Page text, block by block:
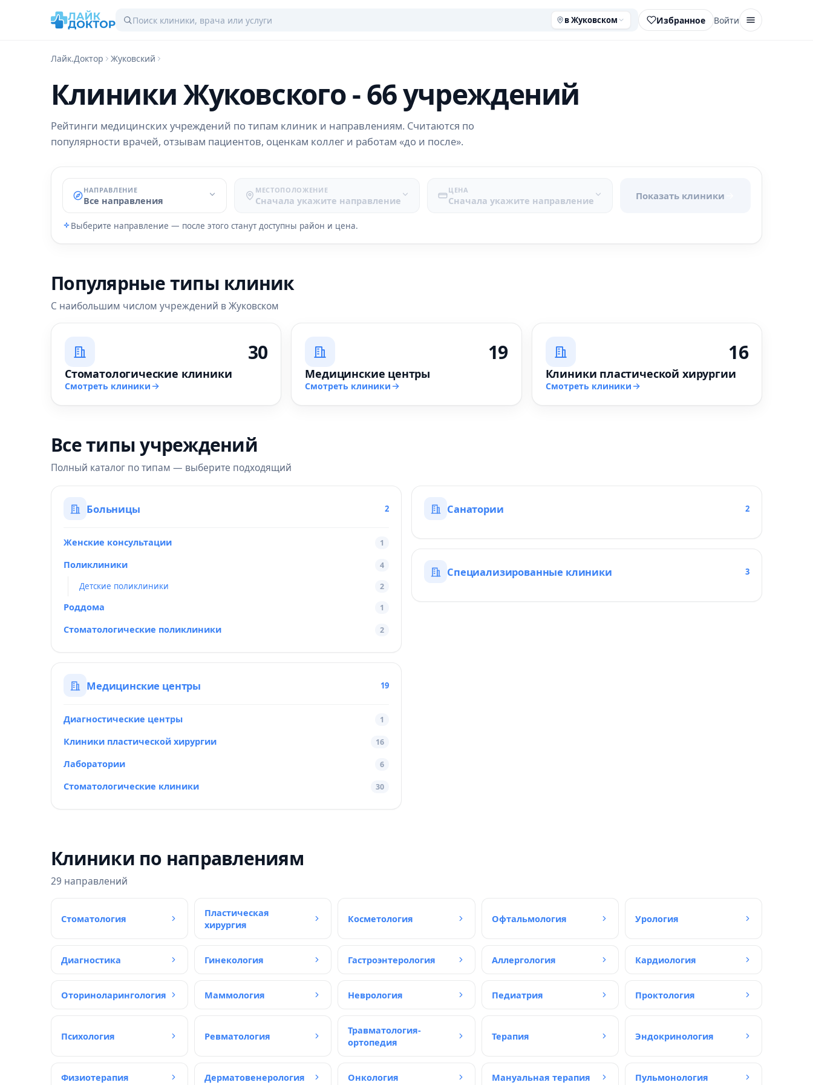
в Жуковском Избранное Войти
Лайк.Доктор Жуковский
Клиники Жуковского - 66 учреждений
Рейтинги медицинских учреждений по типам клиник и направлениям. Считаются по
популярности врачей, отзывам пациентов, оценкам коллег и работам «до и после».
НАПРАВЛЕНИЕ
Все направления
МЕСТОПОЛОЖЕНИЕ
Сначала укажите направление
ЦЕНА
Сначала укажите направление Показать клиники
Выберите направление — после этого станут доступны район и цена.
Популярные типы клиник
С наибольшим числом учреждений в Жуковском
30
Стоматологические клиники
Смотреть клиники
19
Медицинские центры
Смотреть клиники
16
Клиники пластической хирургии
Смотреть клиники
Все типы учреждений
Полный каталог по типам — выберите подходящий
Больницы 2
Женские консультации 1
Поликлиники 4
Детские поликлиники 2
Роддома 1
Стоматологические поликлиники 2
Медицинские центры 19
Диагностические центры 1
Клиники пластической хирургии 16
Лаборатории 6
Стоматологические клиники 30
Санатории 2
Специализированные клиники 3
Клиники по направлениям
29 направлений
Стоматология
Пластическая
хирургия
Косметология Офтальмология Урология
Диагностика Гинекология Гастроэнтерология Аллергология Кардиология
Оториноларингология Маммология Неврология Педиатрия Проктология
Психология Ревматология
Травматология-
ортопедия
Терапия Эндокринология
Физиотерапия Дерматовенерология Онкология Мануальная терапия Пульмонология